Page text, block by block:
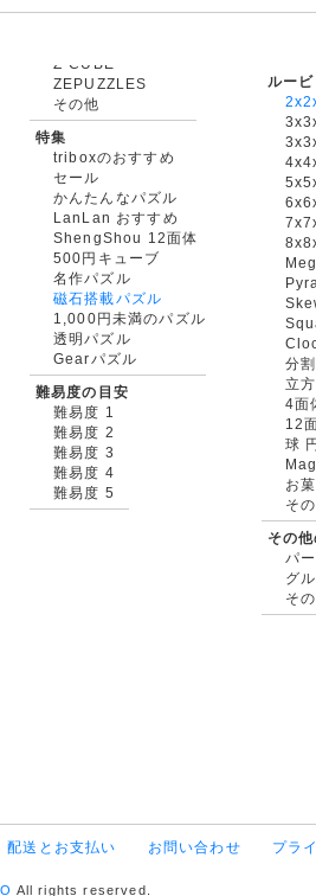
ZEPUZZLES
その他
特集
triboxのおすすめ
セール
かんたんなパズル
LanLan おすすめ
ShengShou 12面体
500円キューブ
名作パズル
磁石搭載パズル
1,000円未満のパズル
透明パズル
Gearパズル
難易度の目安
難易度 1
難易度 2
難易度 3
難易度 4
難易度 5
ルー
分
立
4面
12
球
お
そ
その
パ
グ
そ
配送とお支払い お問い合わせ プラ
All rights reserved.